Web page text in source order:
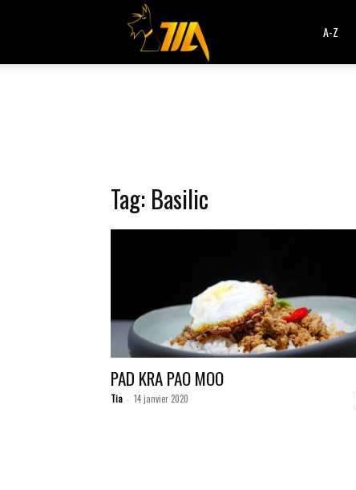
A-Z
Tag: Basilic
PAD KRA PAO MOO
Tia - 14 janvier 2020